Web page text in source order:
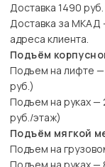
Доставка 1490
Доставка за МКАД
адреса клиента.
Подъём
Подъем на лифте —
руб.)
Подъем на руках —
руб./этаж)
Подъём мягкой
Подъем на